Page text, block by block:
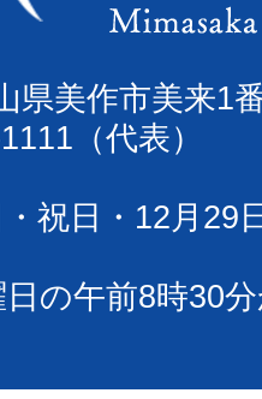
県美作市美来1
（代表）
祝日・12月29
の午前8時30